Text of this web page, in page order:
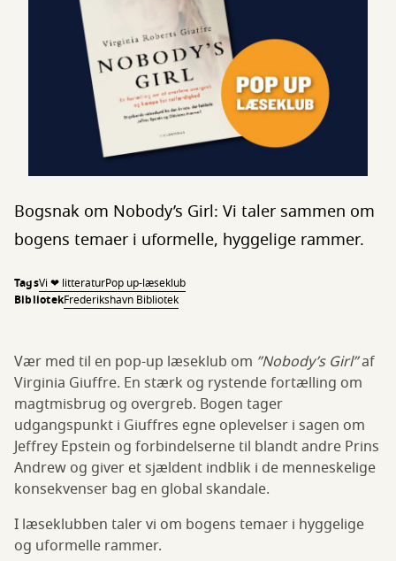
Bogsnak om Nobody’s Girl: Vi taler sammen om
bogens temaer i uformelle, hyggelige rammer.
TagsVi ❤ litteraturPop up-læseklub
BibliotekFrederikshavn Bibliotek
Vær med til en pop-up læseklub om ”Nobody’s Girl”af
Virginia Giuffre. En stærk og rystende fortælling om
magtmisbrug og overgreb. Bogen tager
udgangspunkt i Giuffres egne oplevelser i sagen om
Jeffrey Epstein og forbindelserne til blandt andre Prins
Andrew og giver et sjældent indblik i de menneskelige
konsekvenser bag en global skandale.
I læseklubben taler vi om bogens temaer i hyggelige
og uformelle rammer.